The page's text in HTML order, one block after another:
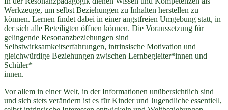
Werkzeuge, um selbst Beziehungen zu Inhalten herstellen zu
können. Lernen findet dabei in einer angstfreien Umgebung statt, in
der sich alle Beteiligten öffnen können. Die Voraussetzung für
gelingende Resonanzbeziehungen sind
Selbstwirksamkeitserfahrungen, intrinsische Motivation und
gleichwürdige Beziehungen zwischen Lernbegleiter*innen und
Schüler*
innen.
Vor allem in einer Welt, in der Informationen unübersichtlich sind
und sich stets verändern ist es für Kinder und Jugendliche essentiell,